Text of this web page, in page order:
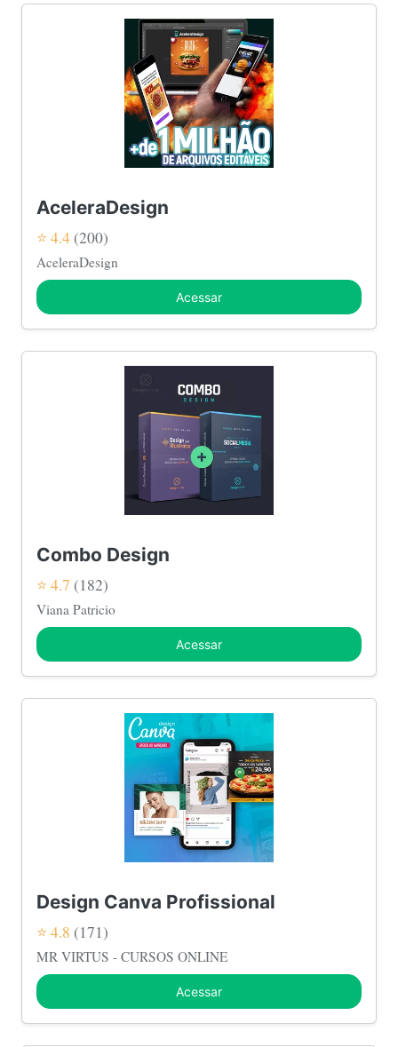
AceleraDesign
⭐ 4.4 (200)
AceleraDesign
Acessar
Combo Design
⭐ 4.7 (182)
Viana Patricio
Acessar
Design Canva Profissional
⭐ 4.8 (171)
MR VIRTUS - CURSOS ONLINE
Acessar